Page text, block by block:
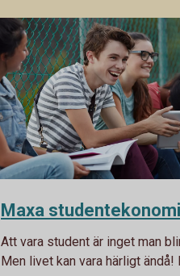
Maxa
Att vara student är inget man
Men livet kan vara härligt ändå!